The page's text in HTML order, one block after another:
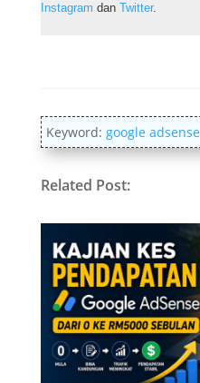
Instagram dan Twitter.
Keyword: google adsense
Related Post: